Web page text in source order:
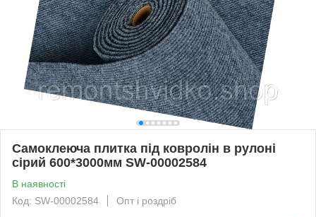
Самоклеюча плитка під ковролін в рулоні
сірий 600*3000мм SW-00002584
В наявності
Код: SW-00002584
Опт і роздріб